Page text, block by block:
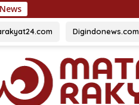
Hadirkan BRIF
Digindonews.com